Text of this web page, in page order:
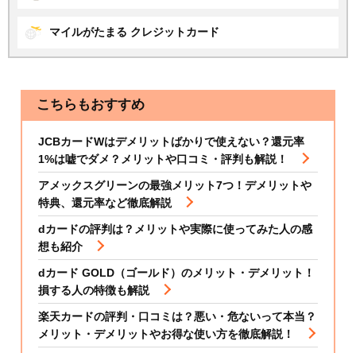
マイルがたまる クレジットカード
こちらもおすすめ
JCBカードWはデメリットばかりで使えない？還元率
1%は嘘でダメ？メリットや口コミ・評判も解説！
アメックスグリーンの最強メリット7つ！デメリットや
特典、還元率など徹底解説
dカードの評判は？メリットや実際に使ってみた人の感
想も紹介
dカード GOLD（ゴールド）のメリット・デメリット！
損する人の特徴も解説
楽天カードの評判・口コミは？悪い・危ないって本当？
メリット・デメリットやお得な使い方を徹底解説！